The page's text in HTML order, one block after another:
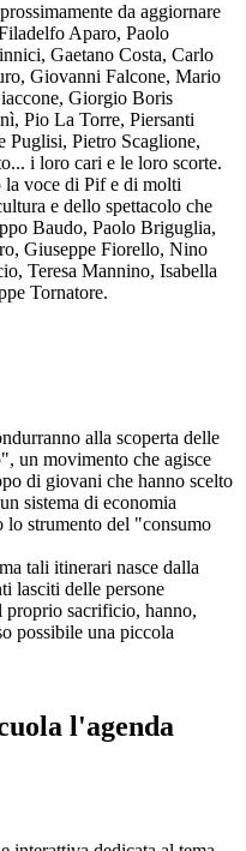
da aggiornare
Aparo, Paolo
Gaetano Costa, Carlo
Giovanni Falcone, Mario
Giorgio Boris
Pio La Torre, Piersanti
Puglisi, Pietro Scaglione,
i loro cari e le loro scorte.
la voce di Pif e di molti
e dello spettacolo che
Baudo, Paolo Briguglia,
Giuseppe Fiorello, Nino
Teresa Mannino, Isabella
Tornatore.
alla scoperta delle
un movimento che agisce
di giovani che hanno scelto
sistema di economia
lo strumento del "consumo
tali itinerari nasce dalla
lasciti delle persone
proprio sacrificio, hanno,
possibile una piccola
l'agenda